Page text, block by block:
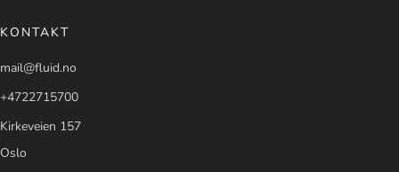
KONTAKT
mail@fluid.no
+4722715700
Kirkeveien 157
Oslo